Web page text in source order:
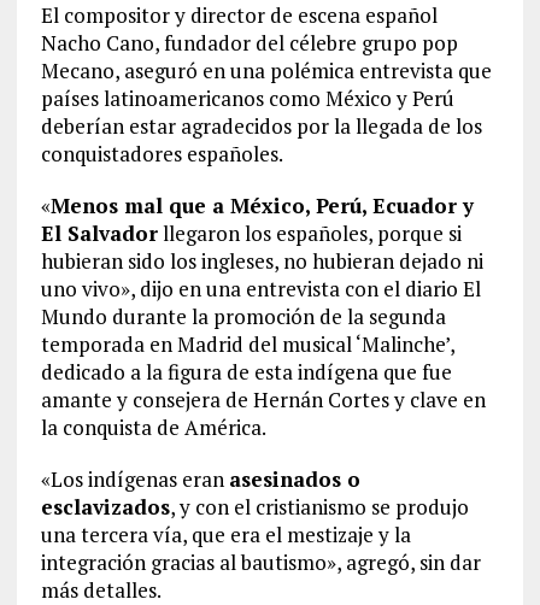
El compositor y director de escena español
Nacho Cano, fundador del célebre grupo pop
Mecano, aseguró en una polémica entrevista que
países latinoamericanos como México y Perú
deberían estar agradecidos por la llegada de los
conquistadores españoles.
«Menos mal que a México, Perú, Ecuador y
El Salvadorllegaron los españoles, porque si
hubieran sido los ingleses, no hubieran dejado ni
uno vivo», dijo en una entrevista con el diario El
Mundo durante la promoción de la segunda
temporada en Madrid del musical ‘Malinche’,
dedicado a la figura de esta indígena que fue
amante y consejera de Hernán Cortes y clave en
la conquista de América.
«Los indígenas eran asesinados o
esclavizados, y con el cristianismo se produjo
una tercera vía, que era el mestizaje y la
integración gracias al bautismo», agregó, sin dar
más detalles.